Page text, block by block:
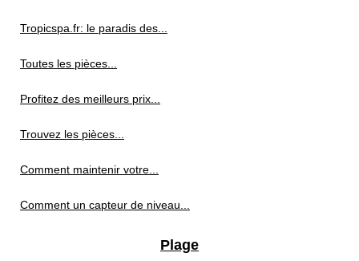
Tropicspa.fr: le paradis des...
Toutes les pièces...
Profitez des meilleurs prix...
Trouvez les pièces...
Comment maintenir votre...
Comment un capteur de niveau...
Plage